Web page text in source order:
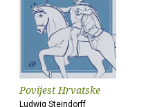
Povijest Hrvatske
Ludwig Steindorff